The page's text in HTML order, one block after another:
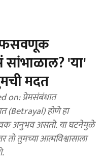
फसवणूक
'या'
मदत
प्रेमसंबंधात
(Betrayal) होणे हा
अनुभव असतो. या घटनेमुळे
तुमच्या आत्मविश्वासाला